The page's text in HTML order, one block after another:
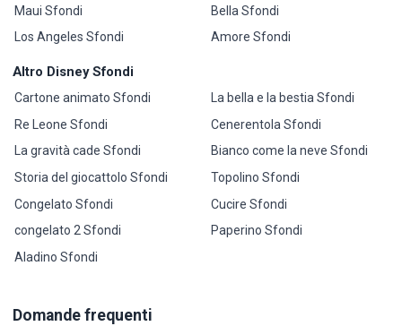
Maui Sfondi
Los Angeles Sfondi
Bella Sfondi
Amore Sfondi
Altro Disney Sfondi
Cartone animato Sfondi
Re Leone Sfondi
La gravità cade Sfondi
Storia del giocattolo Sfondi
Congelato Sfondi
congelato 2 Sfondi
Aladino Sfondi
La bella e la bestia Sfondi
Cenerentola Sfondi
Bianco come la neve Sfondi
Topolino Sfondi
Cucire Sfondi
Paperino Sfondi
Domande frequenti